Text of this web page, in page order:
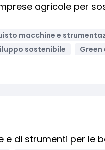
agricole per
macchine e
sostenibile Green
e di strumenti per le